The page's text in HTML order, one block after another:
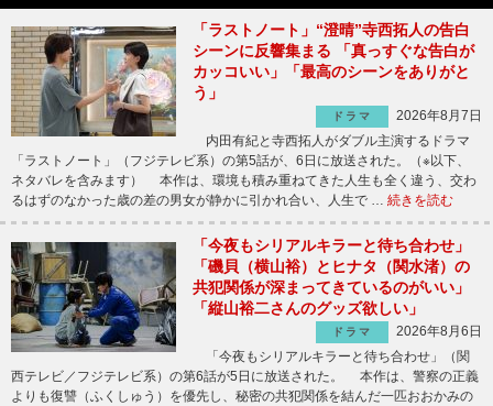
「ラストノート」“澄晴”寺西拓人の告白
シーンに反響集まる 「真っすぐな告白が
カッコいい」「最高のシーンをありがと
う」
ドラマ
2026年8月7日
内田有紀と寺西拓人がダブル主演するドラマ
「ラストノート」（フジテレビ系）の第5話が、6日に放送された。（※以下、
ネタバレを含みます） 本作は、環境も積み重ねてきた人生も全く違う、交わ
るはずのなかった歳の差の男女が静かに引かれ合い、人生で … 続きを読む
「今夜もシリアルキラーと待ち合わせ」
「磯貝（横山裕）とヒナタ（関水渚）の
共犯関係が深まってきているのがいい」
「縦山裕二さんのグッズ欲しい」
ドラマ
2026年8月6日
「今夜もシリアルキラーと待ち合わせ」（関
西テレビ／フジテレビ系）の第6話が5日に放送された。 本作は、警察の正義
よりも復讐（ふくしゅう）を優先し、秘密の共犯関係を結んだ一匹おおかみの